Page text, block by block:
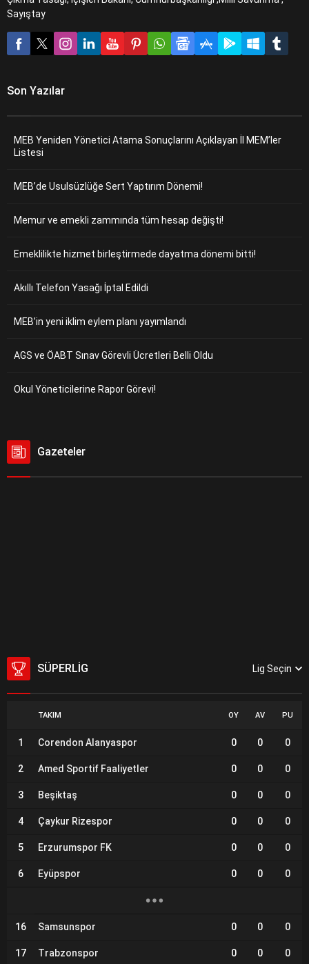
Sayıştay
Son Yazılar
MEB Yeniden Yönetici Atama Sonuçlarını Açıklayan İl MEM’ler
Listesi
MEB’de Usulsüzlüğe Sert Yaptırım Dönemi!
Memur ve emekli zammında tüm hesap değişti!
Emeklilikte hizmet birleştirmede dayatma dönemi bitti!
Akıllı Telefon Yasağı İptal Edildi
MEB’in yeni iklim eylem planı yayımlandı
AGS ve ÖABT Sınav Görevli Ücretleri Belli Oldu
Okul Yöneticilerine Rapor Görevi!
Gazeteler
SÜPERLIG Lig Seçin
TAKIM OY AV PU
1 Corendon Alanyaspor 0 0 0
2 Amed Sportif Faaliyetler 0 0 0
3 Beşiktaş 0 0 0
4 Çaykur Rizespor 0 0 0
5 Erzurumspor FK 0 0 0
6 Eyüpspor 0 0 0
16 Samsunspor 0 0 0
17 Trabzonspor 0 0 0